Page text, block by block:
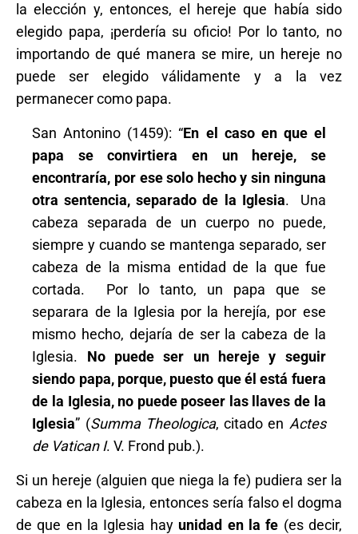
la elección y, entonces, el hereje que había sido
elegido papa, ¡perdería su oficio! Por lo tanto, no
importando de qué manera se mire, un hereje no
puede ser elegido válidamente y a la vez
permanecer como papa.
San Antonino (1459): “En el caso en que el
papa se convirtiera en un hereje, se
encontraría, por ese solo hecho y sin ninguna
otra sentencia, separado de la Iglesia. Una
cabeza separada de un cuerpo no puede,
siempre y cuando se mantenga separado, ser
cabeza de la misma entidad de la que fue
cortada. Por lo tanto, un papa que se
separara de la Iglesia por la herejía, por ese
mismo hecho, dejaría de ser la cabeza de la
Iglesia. No puede ser un hereje y seguir
siendo papa, porque, puesto que él está fuera
de la Iglesia, no puede poseer las llaves de la
Iglesia” (Summa Theologica, citado en Actes
de Vatican I. V. Frond pub.).
Si un hereje (alguien que niega la fe) pudiera ser la
cabeza en la Iglesia, entonces sería falso el dogma
de que en la Iglesia hay unidad en la fe (es decir,